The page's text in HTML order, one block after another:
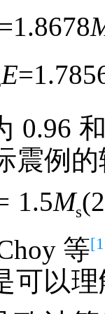
E
0.96
震例
1.5Ms
等
可以